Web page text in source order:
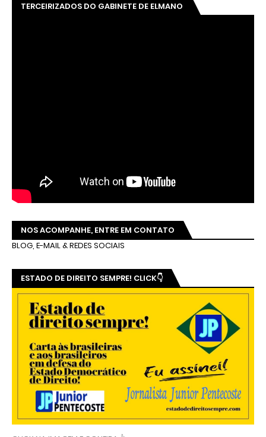
TERCEIRIZADOS DO GABINETE DE ELMANO
NOS ACOMPANHE, ENTRE EM CONTATO
BLOG, E-MAIL & REDES SOCIAIS
ESTADO DE DIREITO SEMPRE! CLICK👇